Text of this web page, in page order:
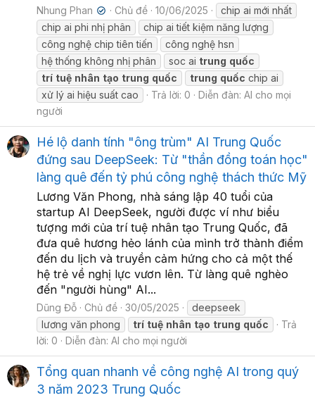
Nhung Phan ✔ Chủ đề 10/06/2025
chip ai mới nhất
chip ai phi nhị phân
chip ai tiết kiệm năng lượng
công nghệ chip tiên tiến
công nghệ hsn
hệ thống không nhị phân
soc ai trung quốc
trí tuệ nhân tạo trung quốc trung quốc chip ai
xử lý ai hiệu suất cao
Trả lời: 0 Diễn đàn: AI cho mọi
người
Hé lộ danh tính "ông trùm" AI Trung Quốc
đứng sau DeepSeek: Từ "thần đồng toán học"
làng quê đến tỷ phú công nghệ thách thức Mỹ
Lương Văn Phong, nhà sáng lập 40 tuổi của
startup AI DeepSeek, người được ví như biểu
tượng mới của trí tuệ nhân tạo Trung Quốc, đã
đưa quê hương hẻo lánh của mình trở thành điểm
đến du lịch và truyền cảm hứng cho cả một thế
hệ trẻ về nghị lực vươn lên. Từ làng quê nghèo
đến "người hùng" AI...
Dũng Đỗ Chủ đề 30/05/2025
deepseek
lương văn phong
trí tuệ nhân tạo trung quốc
Trả
lời: 0
Diễn đàn: AI cho mọi người
Tổng quan nhanh về công nghệ AI trong quý
3 năm 2023 Trung Quốc